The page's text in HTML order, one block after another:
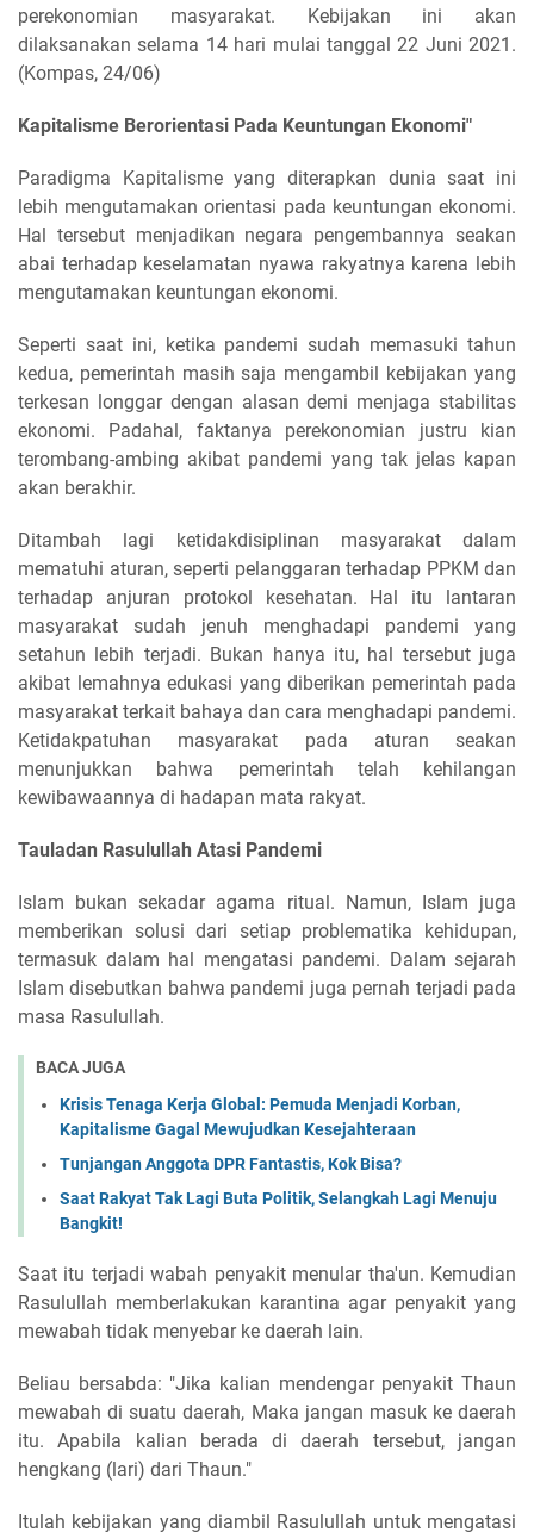
perekonomian masyarakat. Kebijakan ini akan
dilaksanakan selama 14 hari mulai tanggal 22 Juni 2021.
(Kompas, 24/06)
Kapitalisme Berorientasi Pada Keuntungan Ekonomi"
Paradigma Kapitalisme yang diterapkan dunia saat ini
lebih mengutamakan orientasi pada keuntungan ekonomi.
Hal tersebut menjadikan negara pengembannya seakan
abai terhadap keselamatan nyawa rakyatnya karena lebih
mengutamakan keuntungan ekonomi.
Seperti saat ini, ketika pandemi sudah memasuki tahun
kedua, pemerintah masih saja mengambil kebijakan yang
terkesan longgar dengan alasan demi menjaga stabilitas
ekonomi. Padahal, faktanya perekonomian justru kian
terombang-ambing akibat pandemi yang tak jelas kapan
akan berakhir.
Ditambah lagi ketidakdisiplinan masyarakat dalam
mematuhi aturan, seperti pelanggaran terhadap PPKM dan
terhadap anjuran protokol kesehatan. Hal itu lantaran
masyarakat sudah jenuh menghadapi pandemi yang
setahun lebih terjadi. Bukan hanya itu, hal tersebut juga
akibat lemahnya edukasi yang diberikan pemerintah pada
masyarakat terkait bahaya dan cara menghadapi pandemi.
Ketidakpatuhan masyarakat pada aturan seakan
menunjukkan bahwa pemerintah telah kehilangan
kewibawaannya di hadapan mata rakyat.
Tauladan Rasulullah Atasi Pandemi
Islam bukan sekadar agama ritual. Namun, Islam juga
memberikan solusi dari setiap problematika kehidupan,
termasuk dalam hal mengatasi pandemi. Dalam sejarah
Islam disebutkan bahwa pandemi juga pernah terjadi pada
masa Rasulullah.
BACA JUGA
Krisis Tenaga Kerja Global: Pemuda Menjadi Korban,
Kapitalisme Gagal Mewujudkan Kesejahteraan
Tunjangan Anggota DPR Fantastis, Kok Bisa?
Saat Rakyat Tak Lagi Buta Politik, Selangkah Lagi Menuju
Bangkit!
Saat itu terjadi wabah penyakit menular tha'un. Kemudian
Rasulullah memberlakukan karantina agar penyakit yang
mewabah tidak menyebar ke daerah lain.
Beliau bersabda: "Jika kalian mendengar penyakit Thaun
mewabah di suatu daerah, Maka jangan masuk ke daerah
itu. Apabila kalian berada di daerah tersebut, jangan
hengkang (lari) dari Thaun."
Itulah kebijakan yang diambil Rasulullah untuk mengatasi